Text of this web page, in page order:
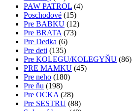
PAW PATROL (4)
Poschodové (15)
Pre BABKU (12)
Pre BRATA (73)
Pre Dedka (6)
Pre deti (135)
Pre KOLEGU/KOLEGYŇU (86)
PRE MAMKU (45)
Pre neho (180)
Pre ňu (198)
Pre OCKA (28)
Pre SESTRU (88)